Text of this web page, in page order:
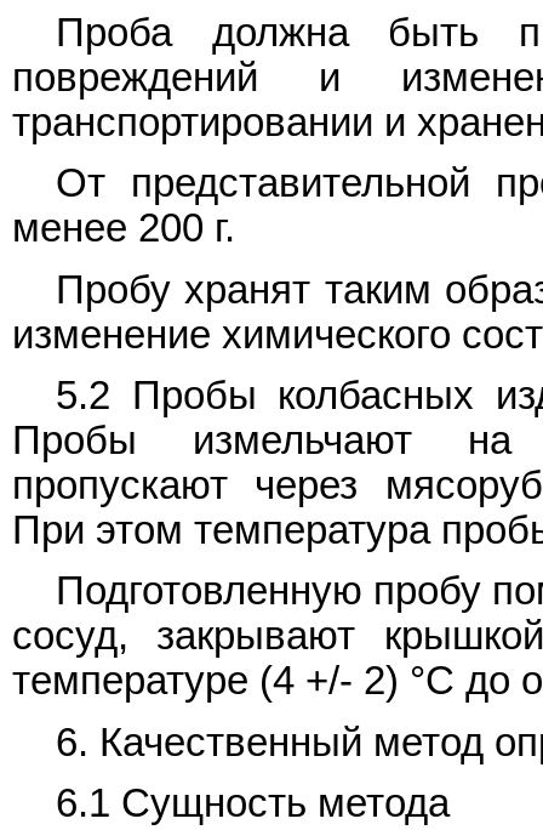
Проба должна быть
повреждений и
транспортировании и
От представительной
менее 200 г.
Пробу хранят таким
изменение химического
5.2 Пробы колбасных
Пробы измельчают на
пропускают через
При этом температура
Подготовленную пробу
сосуд, закрывают
температуре (4 +/- 2) °C до
6. Качественный метод
6.1 Сущность метода